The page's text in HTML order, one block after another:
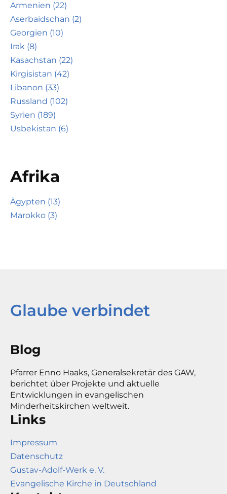
Armenien (22)
Aserbaidschan (2)
Georgien (10)
Irak (8)
Kasachstan (22)
Kirgisistan (42)
Libanon (33)
Russland (102)
Syrien (189)
Usbekistan (6)
Afrika
Ägypten (13)
Marokko (3)
Glaube verbindet
Blog
Pfarrer Enno Haaks, Generalsekretär des GAW,
berichtet über Projekte und aktuelle
Entwicklungen in evangelischen
Minderheitskirchen weltweit.
Links
Impressum
Datenschutz
Gustav-Adolf-Werk e. V.
Evangelische Kirche in Deutschland